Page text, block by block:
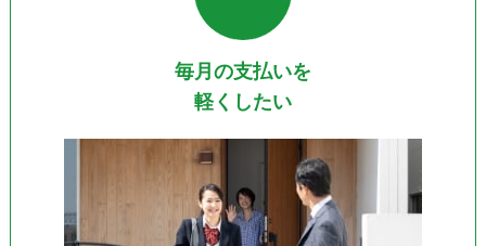
毎月の支払いを
軽くしたい